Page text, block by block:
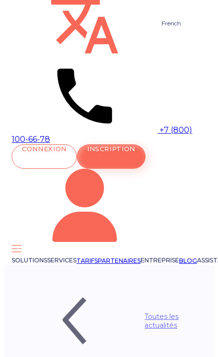
French
+7 (800)
100-66-78
CONNEXION INSCRIPTION
SOLUTIONSSERVICESTARIFSPARTENAIRESENTREPRISEBLOG
Toutes les
actualités